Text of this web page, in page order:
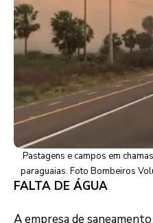
Pastagens e campos em
paraguaias. Foto Bombeiros
FALTA DE ÁGUA
A empresa de